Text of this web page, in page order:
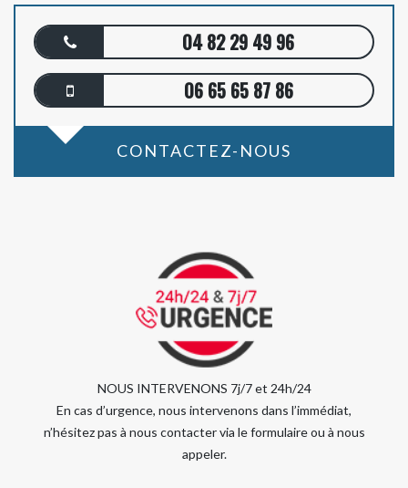
04 82 29 49 96
06 65 65 87 86
CONTACTEZ-NOUS
NOUS INTERVENONS 7j/7 et 24h/24
En cas d’urgence, nous intervenons dans l’immédiat,
n’hésitez pas à nous contacter via le formulaire ou à nous
appeler.